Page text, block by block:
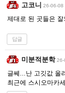
고코니 26-06-08
제대로 된 곳들은
답글
미분적분학 26-
글쎄...난 고깃값 올
최근에 스시오마카